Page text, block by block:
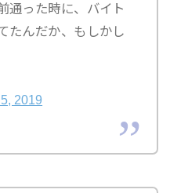
通った時に、バイト
たんだか、もしかし
2019